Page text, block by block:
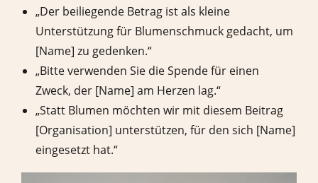
„Der beiliegende Betrag ist als kleine
Unterstützung für Blumenschmuck gedacht, um
[Name] zu gedenken.“
„Bitte verwenden Sie die Spende für einen
Zweck, der [Name] am Herzen lag.“
„Statt Blumen möchten wir mit diesem Beitrag
[Organisation] unterstützen, für den sich [Name]
eingesetzt hat.“